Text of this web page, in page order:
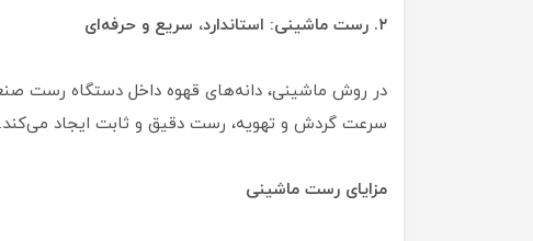
۲. رست ماشینی: استاندارد، سریع و حرفه‌ای
در روش ماشینی، دانه‌های قهوه داخل دستگاه رست
سرعت گردش و تهویه، رست دقیق و ثابت ایجاد می‌کند.
مزایای رست ماشینی